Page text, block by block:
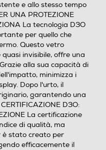
e allo stesso tempo
UNA PROTEZIONE
La tecnologia D3O
per quello che
Questo vetro
invisibile, offre una
alla sua capacità di
minimizza i
Dopo l'urto, il
garantendo una
D3O:
La certificazione
di qualità, ma
è stato creato per
efficacemente il